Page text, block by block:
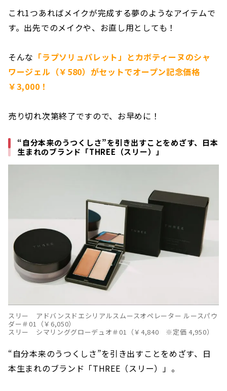
これ1つあればメイクが完成する夢のようなアイテムで
す。出先でのメイクや、お直し用としても！
そんな 「ラプソリュパレット」とカボティーヌのシャ
ワージェル（￥580）がセットでオープン記念価格
￥3,000！
売り切れ次第終了ですので、お早めに！
“自分本来のうつくしさ”を引き出すことをめざす、日本
生まれのブランド「THREE（スリー）」
スリー アドバンスドエシリアルスムースオペレーター ルースパウ
ダー＃01（￥6,050）
スリー シマリンググローデュオ＃01（￥4,840 ※定価 4,950）
“自分本来のうつくしさ”を引き出すことをめざす、日
本生まれのブランド「THREE（スリー）」。